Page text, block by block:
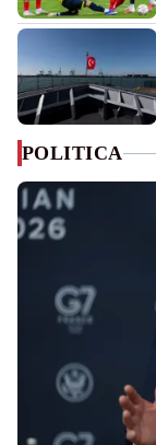
POLITICA